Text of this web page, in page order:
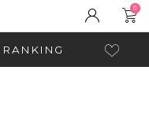
0
RANKING